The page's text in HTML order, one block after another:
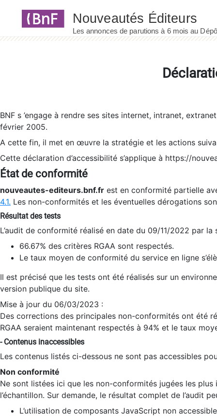
BNF s ’engage à rendre ses sites internet, intranet,
février 2005.
A cette fin, il met en œuvre la stratégie et les actions
Cette déclaration d’accessibilité s’applique à https://
État de conformité
nouveautes-editeurs.bnf.fr est en conformité partielle
4.1. Les non-conformités et les éventuelles dérogations
Résultat des tests
L’audit de conformité réalisé en date du 09/11/2022 par
66.67% des critères RGAA sont respectés.
Le taux moyen de conformité du service en ligne
Il est précisé que les tests ont été réalisés sur un
version publique du site.
Mise à jour du 06/03/2023 :
Des corrections des principales non-conformités ont été
RGAA seraient maintenant respectés à 94% et le taux
- Contenus inaccessibles
Les contenus listés ci-dessous ne sont pas accessibles
Non conformité
Ne sont listées ici que les non-conformités jugées les
l’échantillon. Sur demande, le résultat complet de l’audit
L’utilisation de composants JavaScript non